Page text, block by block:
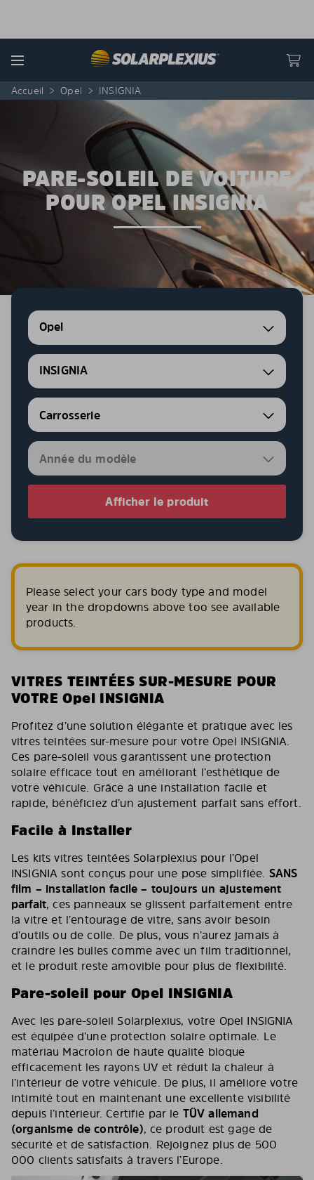
Menu
Accueil > Opel > INSIGNIA
PARE-SOLEIL DE VOITURE
POUR OPEL INSIGNIA
Opel
INSIGNIA
Afficher le produit
Please select your cars body type and model
year in the dropdowns above too see available
products.
VITRES TEINTÉES SUR-MESURE POUR
VOTRE Opel INSIGNIA
Profitez d’une solution élégante et pratique avec les
vitres teintées sur-mesure pour votre Opel INSIGNIA.
Ces pare-soleil vous garantissent une protection
solaire efficace tout en améliorant l’esthétique de
votre véhicule. Grâce à une installation facile et
rapide, bénéficiez d’un ajustement parfait sans effort.
Facile à Installer
Les kits vitres teintées Solarplexius pour l’Opel
INSIGNIA sont conçus pour une pose simplifiée. SANS
film – installation facile – toujours un ajustement
parfait, ces panneaux se glissent parfaitement entre
la vitre et l’entourage de vitre, sans avoir besoin
d’outils ou de colle. De plus, vous n’aurez jamais à
craindre les bulles comme avec un film traditionnel,
et le produit reste amovible pour plus de flexibilité.
Pare-soleil pour Opel INSIGNIA
Avec les pare-soleil Solarplexius, votre Opel INSIGNIA
est équipée d’une protection solaire optimale. Le
matériau Macrolon de haute qualité bloque
efficacement les rayons UV et réduit la chaleur à
l’intérieur de votre véhicule. De plus, il améliore votre
intimité tout en maintenant une excellente visibilité
depuis l’intérieur. Certifié par le TÜV allemand
(organisme de contrôle), ce produit est gage de
sécurité et de satisfaction. Rejoignez plus de 500
000 clients satisfaits à travers l’Europe.